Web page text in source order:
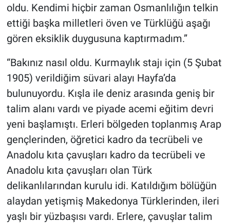
oldu. Kendimi hiçbir zaman Osmanlılığın telkin
ettiği başka milletleri öven ve Türklüğü aşağı
gören eksiklik duygusuna kaptırmadım.”
“Bakınız nasıl oldu. Kurmaylık stajı için (5 Şubat
1905) verildiğim süvari alayı Hayfa’da
bulunuyordu. Kışla ile deniz arasında geniş bir
talim alanı vardı ve piyade acemi eğitim devri
yeni başlamıştı. Erleri bölgeden toplanmış Arap
gençlerinden, öğretici kadro da tecrübeli ve
Anadolu kıta çavuşları kadro da tecrübeli ve
Anadolu kıta çavuşları olan Türk
delikanlılarından kurulu idi. Katıldığım bölüğün
alaydan yetişmiş Makedonya Türklerinden, ileri
yaşlı bir yüzbaşısı vardı. Erlere, çavuşlar talim